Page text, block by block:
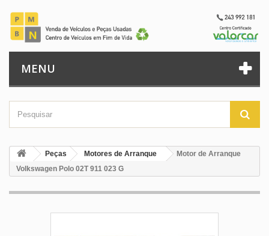
MENU
Peças Motores de Arranque
Motor de Arranque
Volkswagen Polo 02T 911 023 G